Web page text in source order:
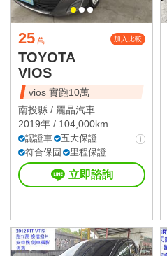
25 萬 加入比較
TOYOTA
VIOS
vios 實跑10萬
南投縣 / 麗晶汽車
2019年 / 104,000km
認證車
五大保證
符合保固
里程保證
立即諮詢